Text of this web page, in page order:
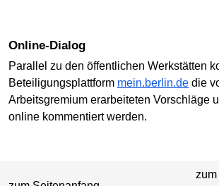
Online-Dialog
Parallel zu den öffentlichen Werkstätten
Beteiligungsplattform mein.berlin.de die
Arbeitsgremium erarbeiteten Vorschläge
online kommentiert werden.